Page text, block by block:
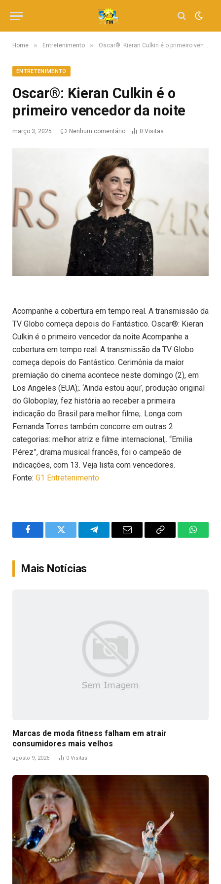
Home » Entretenimento » Oscar®: Kieran Culkin é o primeiro vencedor da noite
ENTRETENIMENTO
Oscar®: Kieran Culkin é o
primeiro vencedor da noite
março 3, 2025 Nenhum comentário 0 Visitas
Acompanhe a cobertura em tempo real. A transmissão da
TV Globo começa depois do Fantástico. Oscar®: Kieran
Culkin é o primeiro vencedor da noite Acompanhe a
cobertura em tempo real. A transmissão da TV Globo
começa depois do Fantástico. Cerimônia da maior
premiação do cinema acontece neste domingo (2), em
Los Angeles (EUA);. ‘Ainda estou aqui’, produção original
do Globoplay, fez história ao receber a primeira
indicação do Brasil para melhor filme;. Longa com
Fernanda Torres também concorre em outras 2
categorias: melhor atriz e filme internacional;. “Emilia
Pérez”, drama musical francês, foi o campeão de
indicações, com 13. Veja lista com vencedores.
Fonte: G1 Entretenimento
FacebookTwitter TelegramEmail
Copy
Mais Notícias
Marcas de moda fitness falham em atrair
consumidores mais velhos
agosto 9, 2026 0 Visitas